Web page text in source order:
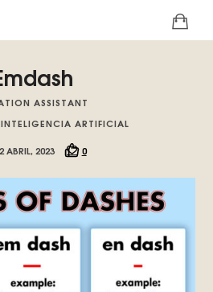
ASSISTANT
ARTIFICIAL
ABRIL, 2023
0